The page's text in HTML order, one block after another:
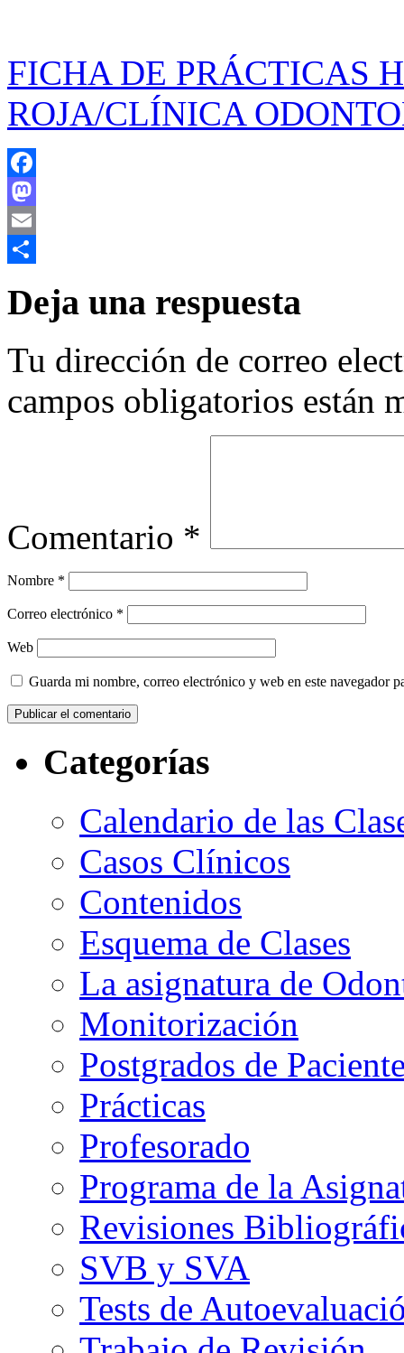
FICHA DE PRÁCTICAS
ROJA/CLÍNICA
Facebook
Mastodon
Email
Deja una respuesta
Tu dirección de correo
campos obligatorios están
Comentario *
Nombre *
Correo electrónico *
Web
Guarda mi nombre, correo electrónico y web en este navegador
Categorías
Calendario de las
Casos Clínicos
Contenidos
Esquema de Clases
La asignatura de
Monitorización
Postgrados de
Prácticas
Profesorado
Programa de la
Revisiones
SVB y SVA
Tests de